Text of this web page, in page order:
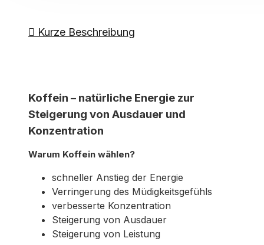
Kurze Beschreibung
Koffein – natürliche Energie zur
Steigerung von Ausdauer und
Konzentration
Warum Koffein wählen?
schneller Anstieg der Energie
Verringerung des Müdigkeitsgefühls
verbesserte Konzentration
Steigerung von Ausdauer
Steigerung von Leistung